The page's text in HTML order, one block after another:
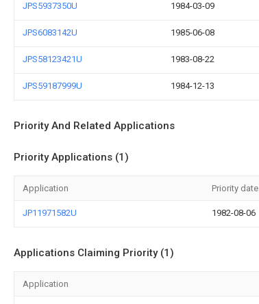
JPS5937350U 1984-03-09
JPS6083142U 1985-06-08
JPS58123421U 1983-08-22
JPS59187999U 1984-12-13
Priority And Related Applications
Priority Applications (1)
Application Priority date
JP11971582U 1982-08-06
Applications Claiming Priority (1)
Application